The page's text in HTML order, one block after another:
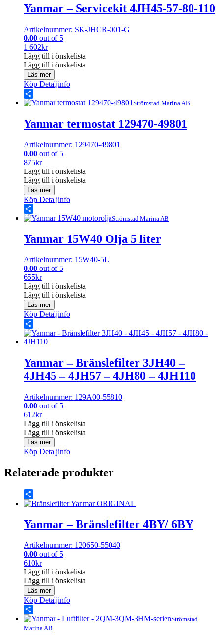
Yanmar – Servicekit 4JH45-57-80-110
Artikelnummer: SK-JHCR-001-G
0.00 out of 5
1 602kr
Lägg till i önskelista
Lägg till i önskelista
Läs mer
Köp Detaljinfo
Share Strömstad Marina AB
Yanmar termostat 129470-49801
Artikelnummer: 129470-49801
0.00 out of 5
875kr
Lägg till i önskelista
Lägg till i önskelista
Läs mer
Köp Detaljinfo
Share Strömstad Marina AB
Yanmar 15W40 Olja 5 liter
Artikelnummer: 15W40-5L
0.00 out of 5
655kr
Lägg till i önskelista
Lägg till i önskelista
Läs mer
Köp Detaljinfo
Share
Yanmar – Bränslefilter 3JH40 –
4JH45 – 4JH57 – 4JH80 – 4JH110
Artikelnummer: 129A00-55810
0.00 out of 5
612kr
Lägg till i önskelista
Lägg till i önskelista
Läs mer
Köp Detaljinfo
Relaterade produkter
Share
Yanmar – Bränslefilter 4BY/ 6BY
Artikelnummer: 120650-55040
0.00 out of 5
610kr
Lägg till i önskelista
Lägg till i önskelista
Läs mer
Köp Detaljinfo
Share
Strömstad
Marina AB